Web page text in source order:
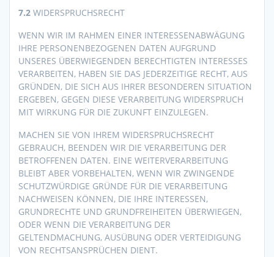
7.2 WIDERSPRUCHSRECHT
WENN WIR IM RAHMEN EINER INTERESSENABWÄGUNG
IHRE PERSONENBEZOGENEN DATEN AUFGRUND
UNSERES ÜBERWIEGENDEN BERECHTIGTEN INTERESSES
VERARBEITEN, HABEN SIE DAS JEDERZEITIGE RECHT, AUS
GRÜNDEN, DIE SICH AUS IHRER BESONDEREN SITUATION
ERGEBEN, GEGEN DIESE VERARBEITUNG WIDERSPRUCH
MIT WIRKUNG FÜR DIE ZUKUNFT EINZULEGEN.
MACHEN SIE VON IHREM WIDERSPRUCHSRECHT
GEBRAUCH, BEENDEN WIR DIE VERARBEITUNG DER
BETROFFENEN DATEN. EINE WEITERVERARBEITUNG
BLEIBT ABER VORBEHALTEN, WENN WIR ZWINGENDE
SCHUTZWÜRDIGE GRÜNDE FÜR DIE VERARBEITUNG
NACHWEISEN KÖNNEN, DIE IHRE INTERESSEN,
GRUNDRECHTE UND GRUNDFREIHEITEN ÜBERWIEGEN,
ODER WENN DIE VERARBEITUNG DER
GELTENDMACHUNG, AUSÜBUNG ODER VERTEIDIGUNG
VON RECHTSANSPRÜCHEN DIENT.